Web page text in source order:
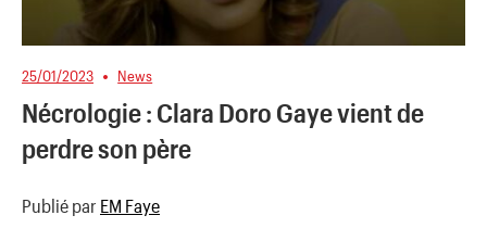
25/01/2023 News
Nécrologie : Clara Doro Gaye vient de
perdre son père
Publié par EM Faye